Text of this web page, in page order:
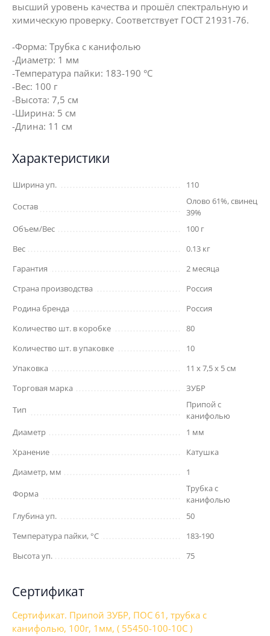
высший уровень качества и прошёл спектральную и
химическую проверку. Соответствует ГОСТ 21931-76.
-Форма: Трубка с канифолью
-Диаметр: 1 мм
-Температура пайки: 183-190 °C
-Вес: 100 г
-Высота: 7,5 см
-Ширина: 5 см
-Длина: 11 см
Характеристики
Ширина уп.
110
Состав
Олово 61%, свинец
39%
Объем/Вес
100 г
Вес
0.13 кг
Гарантия
2 месяца
Страна производства
Россия
Родина бренда
Россия
Количество шт. в коробке
80
Количество шт. в упаковке
10
Упаковка
11 x 7,5 x 5 см
Торговая марка
ЗУБР
Тип
Припой с
канифолью
Диаметр
1 мм
Хранение
Катушка
Диаметр, мм
1
Форма
Трубка с
канифолью
Глубина уп.
50
Температура пайки, °C
183-190
Высота уп.
75
Сертификат
Сертификат. Припой ЗУБР, ПОС 61, трубка с
канифолью, 100г, 1мм, ( 55450-100-10C )